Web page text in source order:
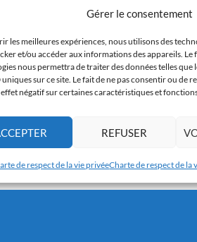
Gérer le consentement
les meilleures expériences, nous utilisons des
et/ou accéder aux informations des appareils. Le
nous permettra de traiter des données telles
uniques sur ce site. Le fait de ne pas consentir ou de
négatif sur certaines caractéristiques et
REFUSER
de respect de la vie privéeCharte de respect de la